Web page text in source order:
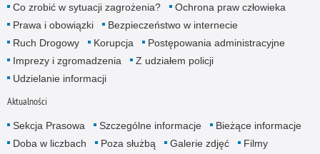
Co zrobić w sytuacji zagrożenia?
Ochrona praw człowieka
Prawa i obowiązki
Bezpieczeństwo w internecie
Ruch Drogowy
Korupcja
Postępowania administracyjne
Imprezy i zgromadzenia
Z udziałem policji
Udzielanie informacji
Aktualności
Sekcja Prasowa Szczególne informacje
Bieżące informacje
Doba w liczbach
Poza służbą Galerie zdjęć
Filmy